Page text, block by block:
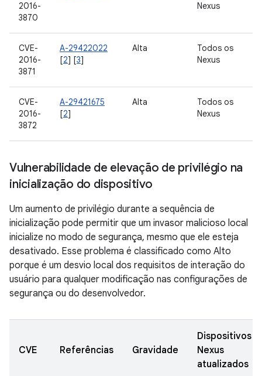
2016-
3870
Nexus
CVE-
2016-
3871
A-29422022
[2] [3]
Alta
Todos os
Nexus
CVE-
2016-
3872
A-29421675
[2]
Alta
Todos os
Nexus
Vulnerabilidade de elevação de privilégio na
inicialização do dispositivo
Um aumento de privilégio durante a sequência de
inicialização pode permitir que um invasor malicioso local
inicialize no modo de segurança, mesmo que ele esteja
desativado. Esse problema é classificado como Alto
porque é um desvio local dos requisitos de interação do
usuário para qualquer modificação nas configurações de
segurança ou do desenvolvedor.
CVE Referências Gravidade
Dispositivos
Nexus
atualizados